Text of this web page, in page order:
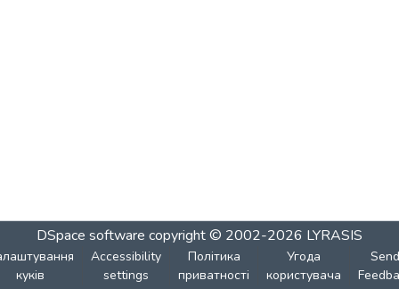
DSpace software copyright © 2002-2026 LYRASIS
куків
Accessibility
settings
Політика
приватності
Угода
користувача
Send